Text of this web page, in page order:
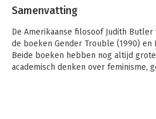
Samenvatting
De Amerikaanse filosoof Judith
de boeken Gender Trouble (1990) en
Beide boeken hebben nog altijd
academisch denken over feminisme,